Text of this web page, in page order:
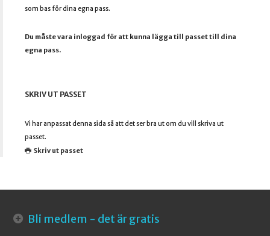
som bas för dina egna pass.
Du måste vara inloggad för att kunna lägga till passet till dina
egna pass.
SKRIV UT PASSET
Vi har anpassat denna sida så att det ser bra ut om du vill skriva ut
passet.
Skriv ut passet
Bli medlem - det är gratis